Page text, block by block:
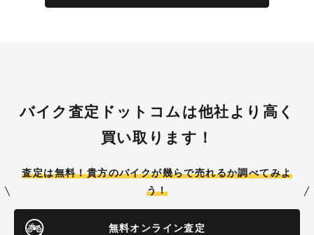
バイク査定ドットコムは他社より高く
買い取ります！
査定は無料！貴方のバイクが幾らで売れるか調べてみよ
う！
無料オンライン査定